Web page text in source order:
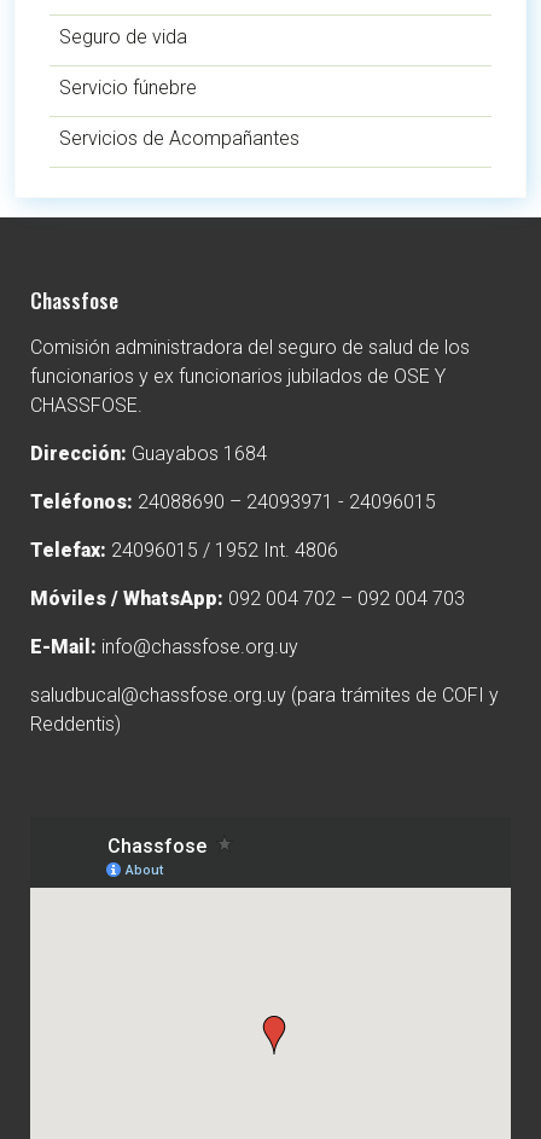
Seguro de vida
Servicio fúnebre
Servicios de Acompañantes
Chassfose
Comisión administradora del seguro de salud de los
funcionarios y ex funcionarios jubilados de OSE Y
CHASSFOSE.
Dirección: Guayabos 1684
Teléfonos: 24088690 – 24093971 - 24096015
Telefax: 24096015 / 1952 Int. 4806
Móviles / WhatsApp: 092 004 702 – 092 004 703
E-Mail: info@chassfose.org.uy
saludbucal@chassfose.org.uy(para trámites de COFI y
Reddentis)